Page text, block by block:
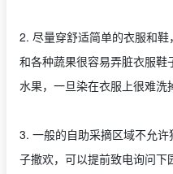
2. 尽量穿舒适简单的衣服和
和各种蔬果很容易弄脏衣服
水果，一旦染在衣服上很难洗
3. 一般的自助采摘区域不允
子撒欢，可以提前致电询问下